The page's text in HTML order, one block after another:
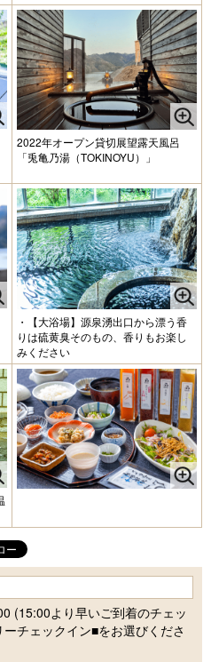
2022年オープン貸切展望露天風呂
「兎亀乃湯（TOKINOYU）」
・【大浴場】源泉湧出口から漂う香
りは硫黄臭そのもの、香りもお楽し
みください
(15:00より早いご到着のチェッ
チェックイン■をお選びくださ